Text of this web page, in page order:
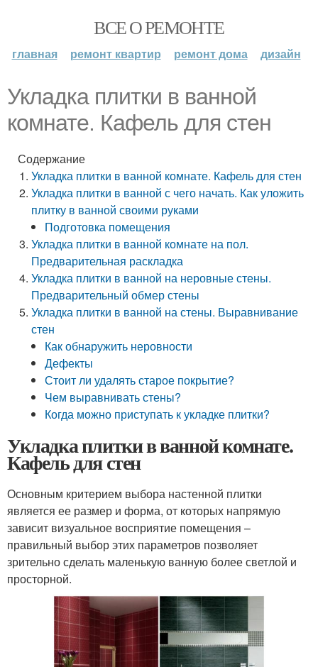
ВСЕ О РЕМОНТЕ
главная ремонт квартир ремонт дома дизайн
Укладка плитки в ванной
комнате. Кафель для стен
Содержание
Укладка плитки в ванной комнате. Кафель для стен
Укладка плитки в ванной с чего начать. Как уложить
плитку в ванной своими руками
Подготовка помещения
Укладка плитки в ванной комнате на пол.
Предварительная раскладка
Укладка плитки в ванной на неровные стены.
Предварительный обмер стены
Укладка плитки в ванной на стены. Выравнивание
стен
Как обнаружить неровности
Дефекты
Стоит ли удалять старое покрытие?
Чем выравнивать стены?
Когда можно приступать к укладке плитки?
Укладка плитки в ванной комнате.
Кафель для стен
Основным критерием выбора настенной плитки
является ее размер и форма, от которых напрямую
зависит визуальное восприятие помещения –
правильный выбор этих параметров позволяет
зрительно сделать маленькую ванную более светлой и
просторной.